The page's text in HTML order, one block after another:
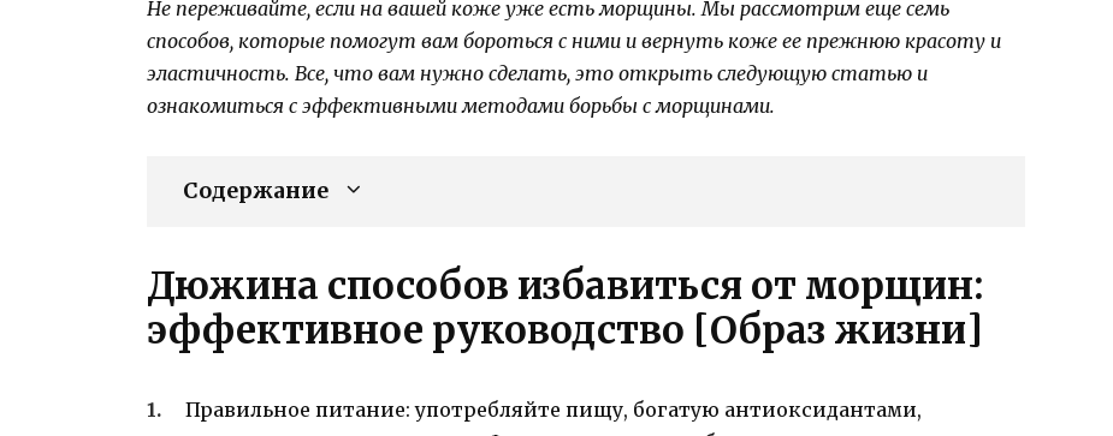
Не переживайте, если на вашей коже уже есть морщины. Мы рассмотрим еще семь
способов, которые помогут вам бороться с ними и вернуть коже ее прежнюю красоту и
эластичность. Все, что вам нужно сделать, это открыть следующую статью и
ознакомиться с эффективными методами борьбы с морщинами.
Содержание
Дюжина способов избавиться от морщин:
эффективное руководство [Образ жизни]
Правильное питание: употребляйте пищу, богатую антиоксидантами,